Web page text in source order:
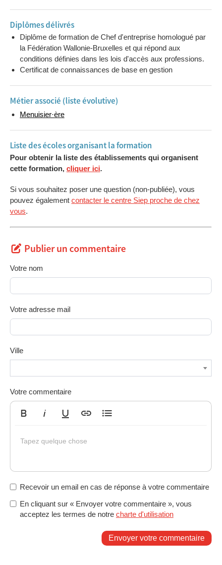
2
AnnéeTableur Excel et métrés appliqués 16h
Année
2
Usinage et assemblage de base avec profilage 32h
Année
2
Réalisation de portes intérieurs
Année
2
Examen théorique escalier droit
AnnéeAspects financiers - offres de prix
Année
3
Technologie et mode d'exécution
Année
3
3
Année
3
Création d'entreprise et législation - Environnement04h
3
Année
3
3
3
04h
Année
3
Gestion de l'exécution technique du chantier
Année
Aspects financiers - Frais généraux d'entreprise et
coefficient d'entreprise
d'exécution
3
3
AnnéeSuivi du projet technique
Diplômes délivrés
Diplôme de formation de Chef d'entreprise homologué par
la Fédération Wallonie-Bruxelles et qui répond aux
conditions définies dans les lois d'accès aux professions.
Certificat de connaissances de base en gestion
Métier associé (liste évolutive)
Menuisier·ère
Liste des écoles organisant la formation
Pour obtenir la liste des établissements qui organisent
cette formation, cliquer ici.
Si vous souhaitez poser une question (non-publiée), vous
pouvez également contacter le centre Siep proche de chez
vous.
Publier un commentaire
Votre nom
Votre adresse mail
Ville
Votre commentaire
Tapez quelque chose
Recevoir un email en cas de réponse à votre commentaire
En cliquant sur « Envoyer votre commentaire », vous
acceptez les termes de notre charte d'utilisation
Envoyer votre commentaire